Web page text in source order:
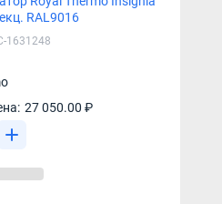
RAL9016
1631248
27 050.00 ₽